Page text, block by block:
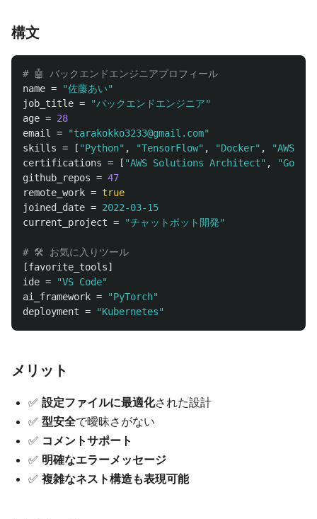
構文
# 🤖 バックエンドエンジニアプロフィール
name =
"佐藤あい"
job_title =
"バックエンドエンジニア"
age = 28
email
=
"tarakokko3233@gmail.com"
skills = [ "Python" , "TensorFlow" , "Docker" , "AWS"
certifications = [ "AWS Solutions Architect" ,
github_repos = 47
remote_work = true
joined_date = 2022-03-15
current_project = "チャットボット開発"
# 🛠️ お気に入りツール
[favorite_tools]
ide =
"VS Code"
ai_framework =
"PyTorch"
deployment = "Kubernetes"
メリット
✅ 設定ファイルに最適化された設計
✅ 型安全で曖昧さがない
✅ コメントサポート
✅ 明確なエラーメッセージ
✅ 複雑なネスト構造も表現可能